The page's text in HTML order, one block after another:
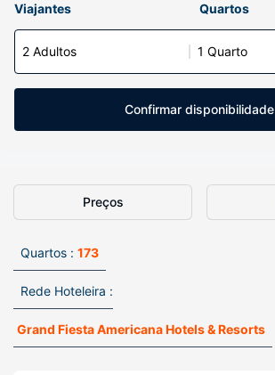
Viajantes Quartos
2 Adultos 1 Quarto
Confirmar disponibilidade
Preços
Quartos : 173
Rede Hoteleira :
Grand Fiesta Americana Hotels & Resorts